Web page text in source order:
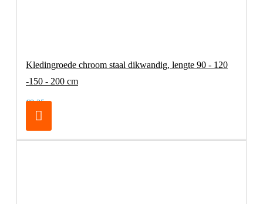
Kledingroede chroom staal dikwandig, lengte 90 - 120
-150 - 200 cm
€8,25